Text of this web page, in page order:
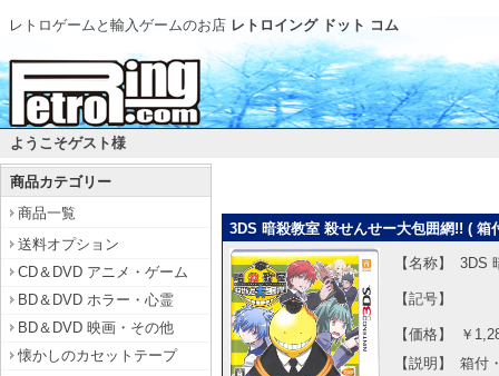
レトロゲームと輸入ゲームのお店 レトロイング ドット コム
ようこそゲスト様
商品カテゴリー
商品一覧
送料オプション
CD＆DVD アニメ・ゲーム
BD＆DVD ホラー・心霊
BD＆DVD 映画・その他
懐かしのカセットテープ
3DS 暗殺教室 殺せんせー大包囲網!! ( 箱
【名称】 3DS
【記号】
【価格】
￥
【説明】
箱付